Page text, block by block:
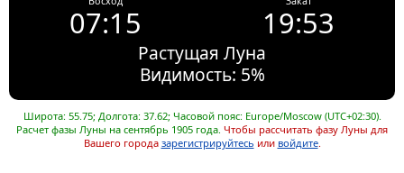
07:15 19:53
Растущая Луна
Видимость: 5%
Широта: 55.75; Долгота: 37.62; Часовой пояс: Europe/Moscow (UTC+02:30).
Расчет фазы Луны на сентябрь 1905 года. Чтобы рассчитать фазу Луны для
Вашего города зарегистрируйтесь или войдите.